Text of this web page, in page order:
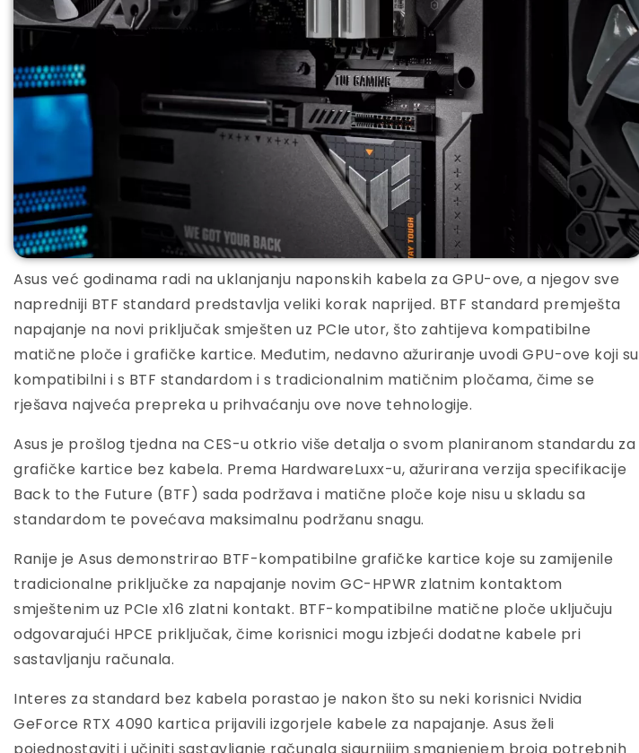
Asus već godinama radi na uklanjanju naponskih kabela za GPU-ove, a njegov sve
napredniji BTF standard predstavlja veliki korak naprijed. BTF standard premješta
napajanje na novi priključak smješten uz PCIe utor, što zahtijeva kompatibilne
matične ploče i grafičke kartice. Međutim, nedavno ažuriranje uvodi GPU-ove koji su
kompatibilni i s BTF standardom i s tradicionalnim matičnim pločama, čime se
rješava najveća prepreka u prihvaćanju ove nove tehnologije.
Asus je prošlog tjedna na CES-u otkrio više detalja o svom planiranom standardu za
grafičke kartice bez kabela. Prema HardwareLuxx-u, ažurirana verzija specifikacije
Back to the Future (BTF) sada podržava i matične ploče koje nisu u skladu sa
standardom te povećava maksimalnu podržanu snagu.
Ranije je Asus demonstrirao BTF-kompatibilne grafičke kartice koje su zamijenile
tradicionalne priključke za napajanje novim GC-HPWR zlatnim kontaktom
smještenim uz PCIe x16 zlatni kontakt. BTF-kompatibilne matične ploče uključuju
odgovarajući HPCE priključak, čime korisnici mogu izbjeći dodatne kabele pri
sastavljanju računala.
Interes za standard bez kabela porastao je nakon što su neki korisnici Nvidia
GeForce RTX 4090 kartica prijavili izgorjele kabele za napajanje. Asus želi